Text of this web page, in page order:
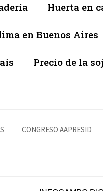
Huerta en
en Buenos Aires
Precio de la
CONGRESO AAPRESID